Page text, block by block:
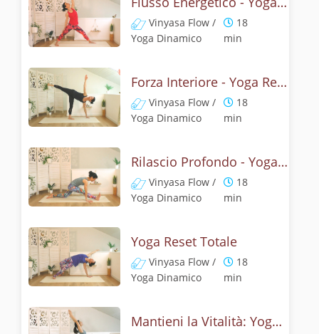
Vinyasa Flow /
Yoga Dinamico
18
min
Forza Interiore - Yoga Reset
Vinyasa Flow /
Yoga Dinamico
18
min
Rilascio Profondo - Yoga Reset
Vinyasa Flow /
Yoga Dinamico
18
min
Yoga Reset Totale
Vinyasa Flow /
Yoga Dinamico
18
min
Mantieni la Vitalità: Yoga Reset